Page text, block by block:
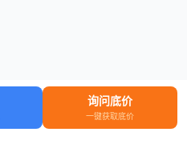
询问底价
一键获取底价
知识 登录